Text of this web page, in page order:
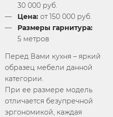
30 000 руб.
Цена:от 150 000 руб.
Размеры гарнитура:
5метров
Перед Вами кухня – яркий
образец мебели данной
категории.
При ее размере модель
отличается безупречной
эргономикой, каждая